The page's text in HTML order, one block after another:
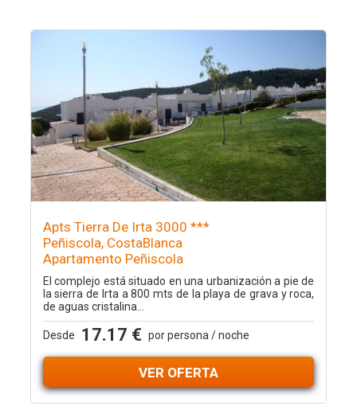
Apts Tierra De Irta 3000 ***
Peñiscola, CostaBlanca
Apartamento Peñiscola
El complejo está situado en una urbanización a pie de
la sierra de Irta a 800 mts de la playa de grava y roca,
de aguas cristalina...
Desde 17.17 € por persona / noche
VER OFERTA